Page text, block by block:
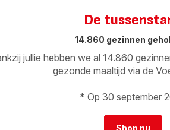
De
14.860 gezinnen
jullie hebben we al 14.860
gezonde maaltijd via de
* Op 30 september
Shop nu